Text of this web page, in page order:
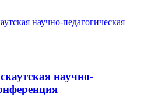
научно-